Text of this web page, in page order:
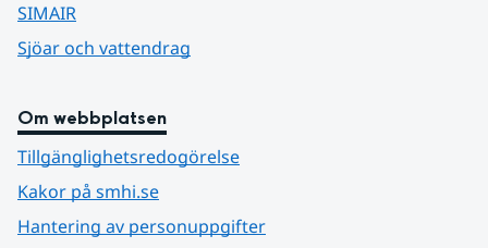
SIMAIR
Sjöar och vattendrag
Om webbplatsen
Tillgänglighetsredogörelse
Kakor på smhi.se
Hantering av personuppgifter